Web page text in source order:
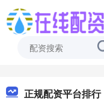
正规配资平台排行